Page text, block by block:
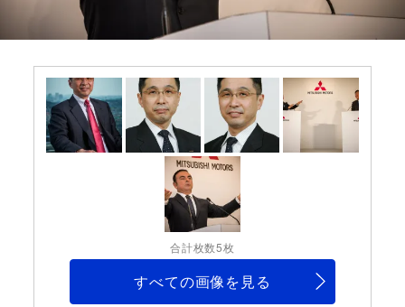
合計枚数5枚
すべての画像を見る